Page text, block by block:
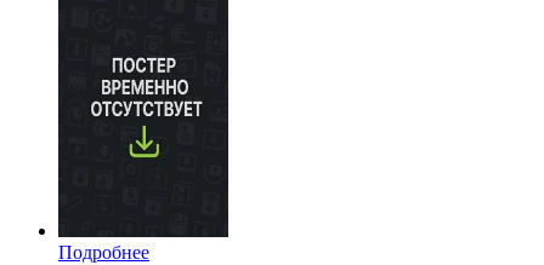
Подробнее